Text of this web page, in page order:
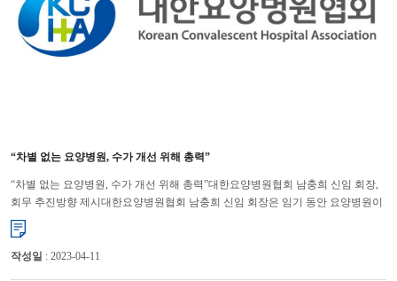
“차별 없는 요양병원, 수가 개선 위해 총력”
“차별 없는 요양병원, 수가 개선 위해 총력”대한요양병원협회 남충희 신임 회장,
회무 추진방향 제시대한요양병원협회 남충희 신임 회장은 임기 동안 요양병원이
차별 받지 않도록 하고, 수가를 개선해 의료의 질이 높고, 국...
작성일 : 2023-04-11